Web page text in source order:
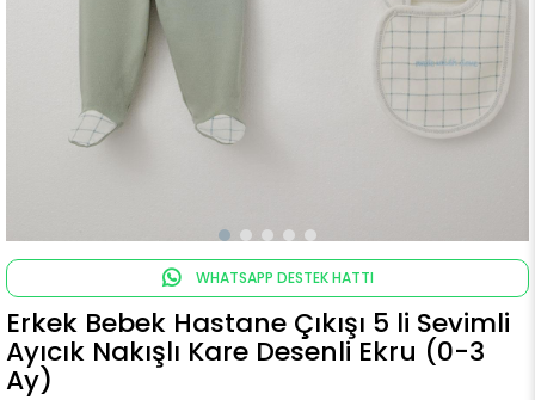
WHATSAPP DESTEK HATTI
Erkek Bebek Hastane Çıkışı 5 li Sevimli
Ayıcık Nakışlı Kare Desenli Ekru (0-3
Ay)